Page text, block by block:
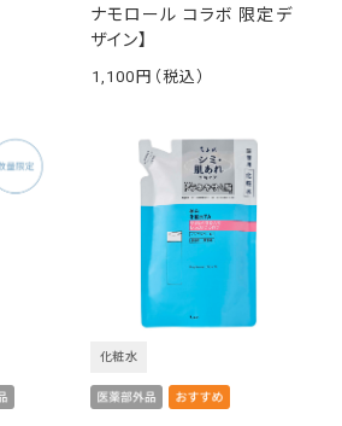
ナモロール コラボ 限定デ
ザイン】
1,100
化粧水